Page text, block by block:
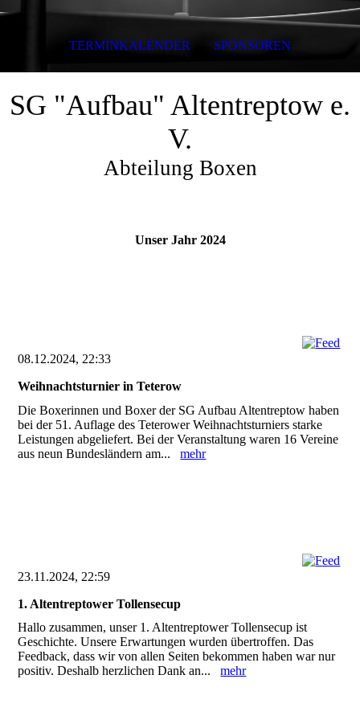
SG "Aufbau" Altentreptow e.
V.
Abteilung Boxen
Unser Jahr 2024
08.12.2024, 22:33
Weihnachtsturnier in Teterow
Die Boxerinnen und Boxer der SG Aufbau Altentreptow haben
bei der 51. Auflage des Teterower Weihnachtsturniers starke
Leistungen abgeliefert. Bei der Veranstaltung waren 16 Vereine
aus neun Bundesländern am...mehr
23.11.2024, 22:59
1. Altentreptower Tollensecup
Hallo zusammen, unser 1. Altentreptower Tollensecup ist
Geschichte. Unsere Erwartungen wurden übertroffen. Das
Feedback, dass wir von allen Seiten bekommen haben war nur
positiv. Deshalb herzlichen Dank an...mehr
TERMINKALENDER SPONSOREN